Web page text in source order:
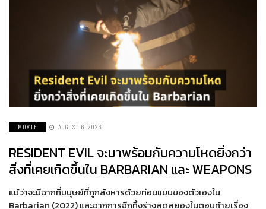
MOVIE AUGUST 6, 2026
RESIDENT EVIL จะมาพร้อมกับความโหดยิ่งกว่า
สิ่งที่เคยเกิดขึ้นใน BARBARIAN และ WEAPONS
แม้ว่าจะมีฉากที่มนุษย์ที่ถูกสังหารด้วยท่อนแขนของตัวเองใน
Barbarian (2022) และฉากการฉีกทึ้งร่างสุดสยองในตอนท้ายเรื่อง